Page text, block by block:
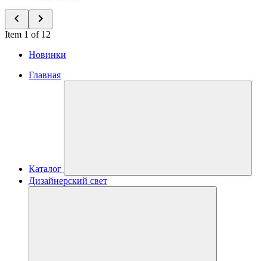
Item 1 of 12
Новинки
Главная
Каталог
Дизайнерский свет